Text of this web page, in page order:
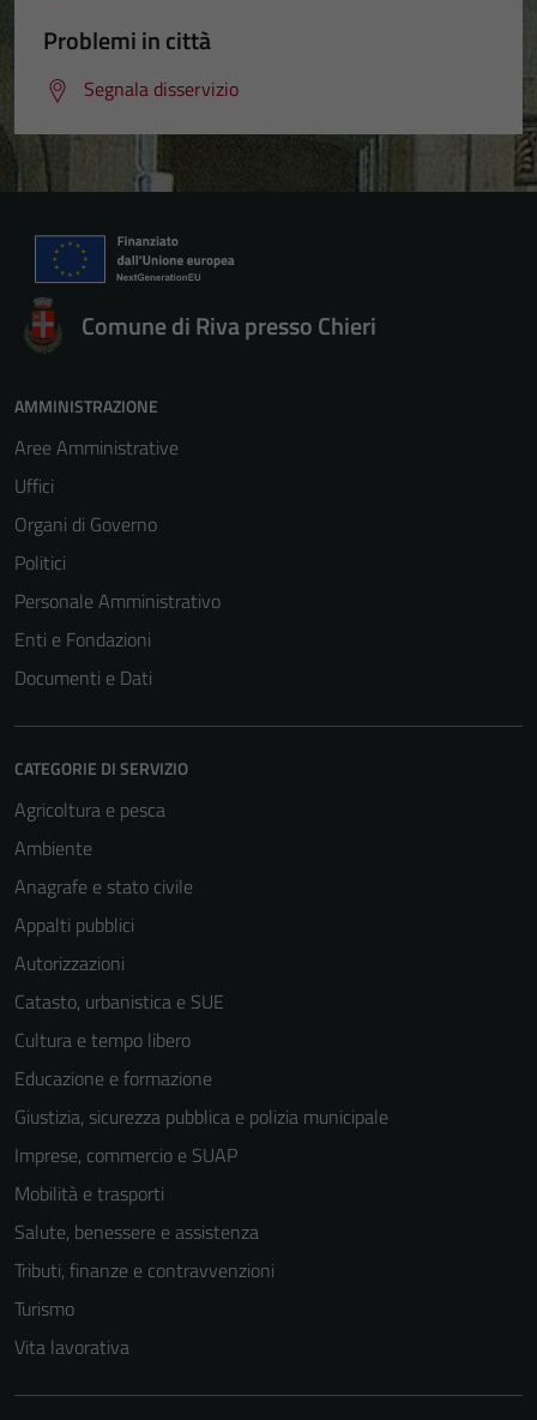
Problemi in città
Segnala disservizio
Comune di Riva presso Chieri
AMMINISTRAZIONE
Aree Amministrative
Uffici
Organi di Governo
Politici
Personale Amministrativo
Enti e Fondazioni
Documenti e Dati
CATEGORIE DI SERVIZIO
Agricoltura e pesca
Ambiente
Anagrafe e stato civile
Appalti pubblici
Autorizzazioni
Catasto, urbanistica e SUE
Cultura e tempo libero
Educazione e formazione
Giustizia, sicurezza pubblica e polizia municipale
Imprese, commercio e SUAP
Mobilità e trasporti
Salute, benessere e assistenza
Tributi, finanze e contravvenzioni
Turismo
Vita lavorativa